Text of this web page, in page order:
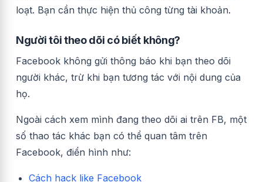
loạt. Bạn cần thực hiện thủ công từng tài khoản.
Người tôi theo dõi có biết không?
Facebook không gửi thông báo khi bạn theo dõi
người khác, trừ khi bạn tương tác với nội dung của
họ.
Ngoài cách xem mình đang theo dõi ai trên FB, một
số thao tác khác bạn có thể quan tâm trên
Facebook, điển hình như:
Cách hack like Facebook